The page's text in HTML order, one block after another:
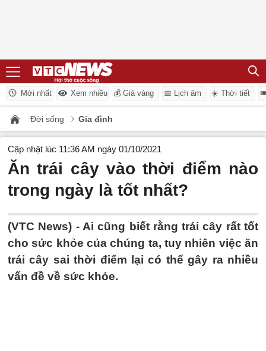
Mới nhất Xem nhiều 💰 Giá vàng 📅 Lịch âm ☀️ Thời tiết
Đời sống Gia đình
Cập nhật lúc 11:36 AM ngày 01/10/2021
Ăn trái cây vào thời điểm nào
trong ngày là tốt nhất?
(VTC News) - Ai cũng biết rằng trái cây rất tốt
cho sức khỏe của chúng ta, tuy nhiên việc ăn
trái cây sai thời điểm lại có thể gây ra nhiều
vấn đề về sức khỏe.